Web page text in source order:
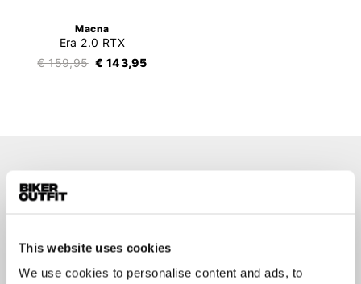
This website uses cookies
We use cookies to personalise content and ads, to
Macna
Era 2.0 RTX
€ 159,95 € 143,95
Geen zorgen, wij zullen je niet spammen